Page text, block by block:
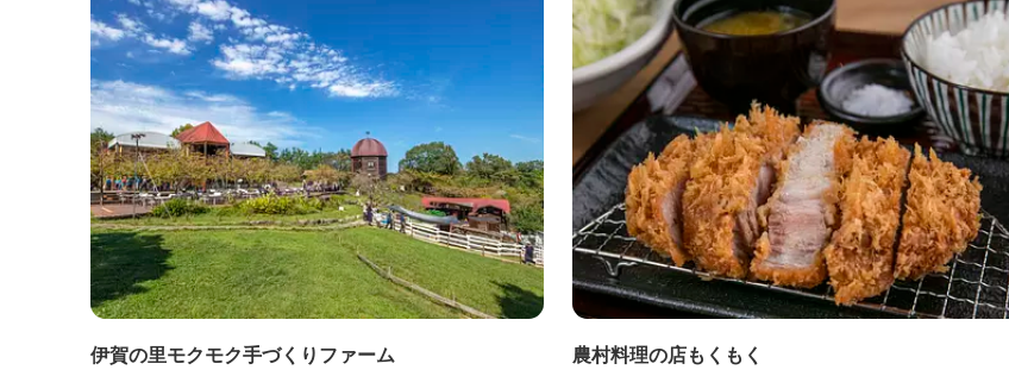
えた「伊賀百貨 Souvenir Shop」も併殺されていま
す。
伊賀の里モクモク手づくりファーム
農村料理の店もくもく